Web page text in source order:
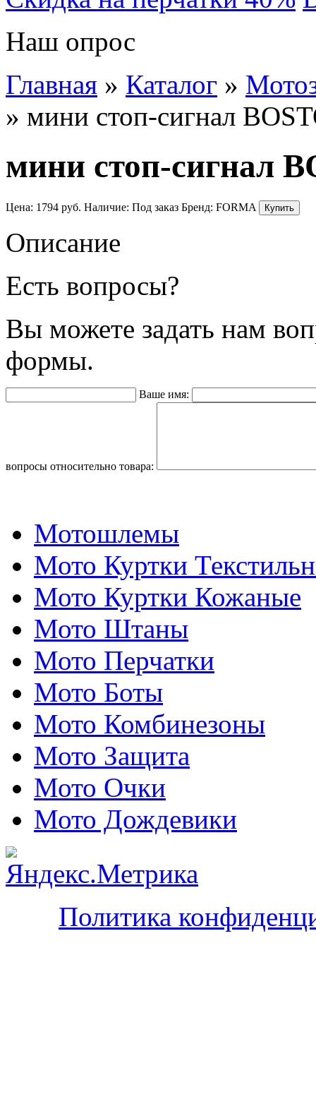
Наш опрос
Главная » Каталог »
» мини стоп-сигнал
мини стоп-сигнал
Цена: 1794 руб. Наличие: Под заказ Бренд: FORMA
Описание
Есть вопросы?
Вы можете задать нам
формы.
Ваше имя:
вопросы относительно товара:
Мотошлемы
Мото Куртки
Мото Куртки Кожаные
Мото Штаны
Мото Перчатки
Мото Боты
Мото Комбинезоны
Мото Защита
Мото Очки
Мото Дождевики
Политика